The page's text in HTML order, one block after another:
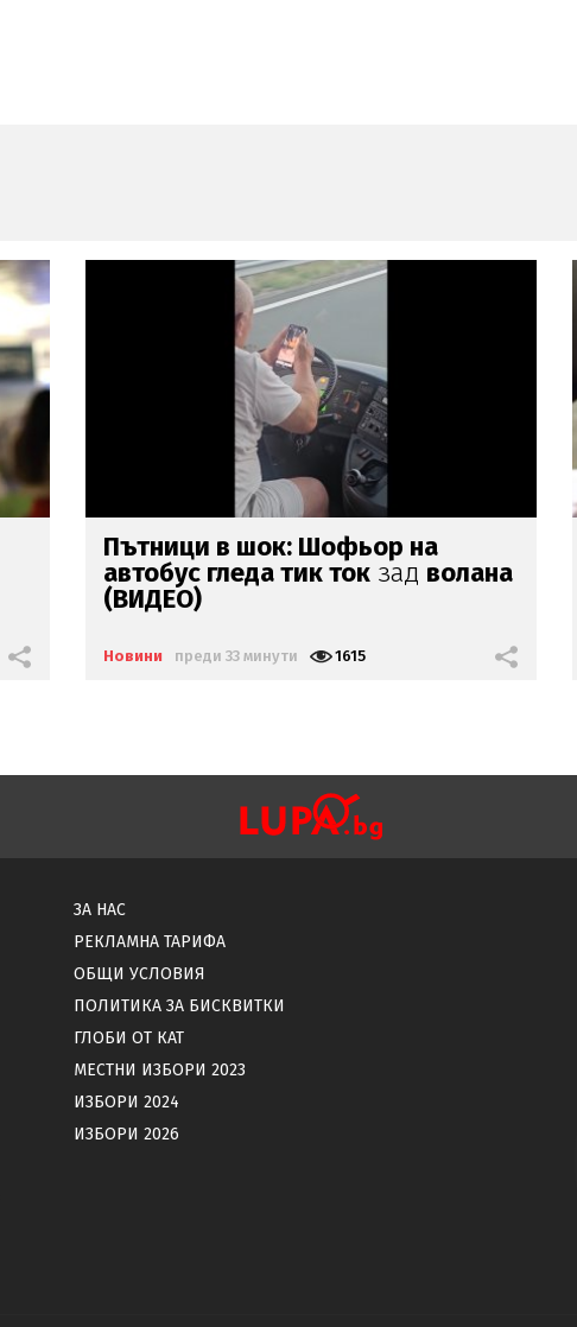
ИвайлоМирчев за дрона у нас:
Кремъл разширява натиска
извънбойното поле
Новини преди 38 минути 1323
ЗА НАС
РЕКЛАМНА ТАРИФА
ОБЩИ УСЛОВИЯ
ПОЛИТИКА ЗА БИСКВИТКИ
ГЛОБИ ОТ КАТ
МЕСТНИ ИЗБОРИ 2023
ИЗБОРИ 2024
ИЗБОРИ 2026